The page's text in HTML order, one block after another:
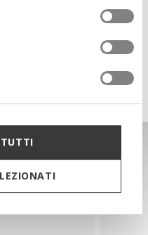
qualsiasi momento le